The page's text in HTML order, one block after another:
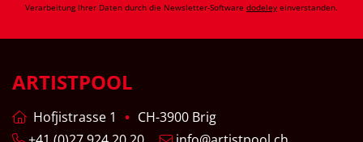
Verarbeitung Ihrer Daten durch die Newsletter-Software dodeley einverstanden.
ARTISTPOOL
Hofjistrasse 1
CH-3900 Brig